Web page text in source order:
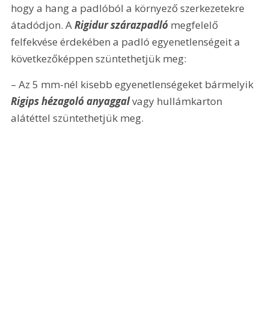
hogy a hang a padlóból a környező szerkezetekre
átadódjon. A Rigidur szárazpadló megfelelő
felfekvése érdekében a padló egyenetlenségeit a
következőképpen szüntethetjük meg:
– Az 5 mm-nél kisebb egyenetlenségeket bármelyik
Rigips hézagoló anyaggal vagy hullámkarton
alátéttel szüntethetjük meg.